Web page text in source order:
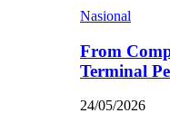
Nasional
From
Terminal
24/05/2026